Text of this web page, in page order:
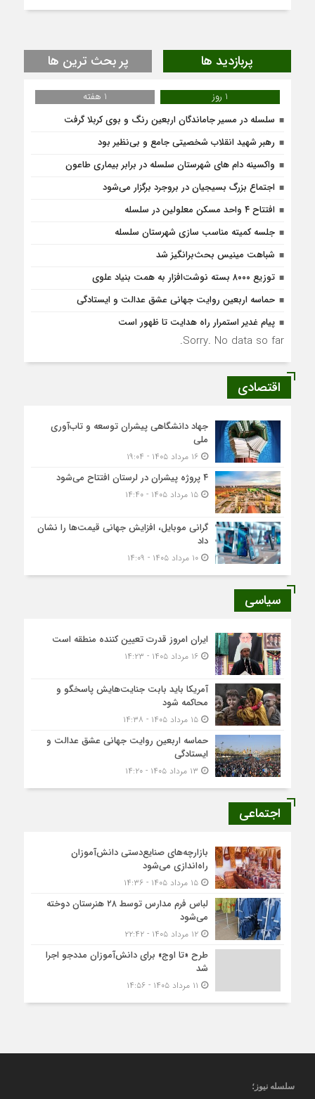
پربازدید ها پر بحث ترین ها
1 روز
1 هفته
سلسله در مسیر جاماندگان اربعین رنگ و بوی کربلا گرفت
رهبر شهید انقلاب شخصیتی جامع و بی‌نظیر بود
واکسینه دام های شهرستان سلسله در برابر بیماری طاعون
اجتماع بزرگ بسیجیان در بروجرد برگزار می‌شود
افتتاح ۴ واحد مسکن معلولین در سلسله
جلسه کمیته مناسب سازی شهرستان سلسله
شباهت مینیس بحث‌برانگیز شد
توزیع ۸۰۰۰ بسته نوشت‌افزار به همت بنیاد علوی
حماسه اربعین روایت جهانی عشق عدالت و ایستادگی
پیام غدیر استمرار راه هدایت تا ظهور است
Sorry. No data so far.
اقتصادی
جهاد دانشگاهی پیشران توسعه و تاب‌آوری
ملی
۱۶ مرداد ۱۴۰۵ - ۱۹:۰۴
۴ پروژه پیشران در لرستان افتتاح می‌شود
۱۵ مرداد ۱۴۰۵ - ۱۴:۴۰
گرانی موبایل، افزایش جهانی قیمت‌ها را نشان
داد
۱۰ مرداد ۱۴۰۵ - ۱۴:۰۹
سیاسی
ایران امروز قدرت تعیین کننده منطقه است
۱۶ مرداد ۱۴۰۵ - ۱۴:۲۳
آمریکا باید بابت جنایت‌هایش پاسخگو و
محاکمه شود
۱۵ مرداد ۱۴۰۵ - ۱۴:۳۸
حماسه اربعین روایت جهانی عشق عدالت و
ایستادگی
اجتماعی
بازارچه‌های صنایع‌دستی دانش‌آموزان
راه‌اندازی می‌شود
۱۵ مرداد ۱۴۰۵ - ۱۴:۳۶
لباس فرم مدارس توسط ۲۸ هنرستان‌ دوخته
می‌شود
۱۲ مرداد ۱۴۰۵ - ۲۲:۴۲
طرح «تا اوج» برای دانش‌آموزان مددجو اجرا
شد
سلسله نیوز؛